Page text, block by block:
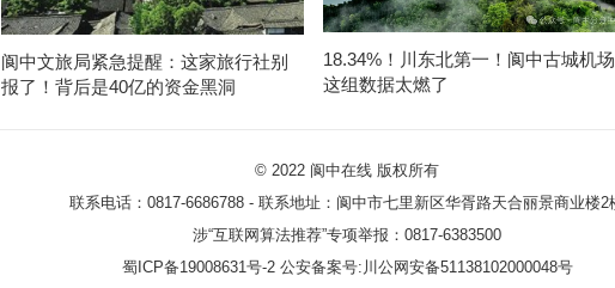
阆中文旅局紧急提醒：这家旅行社别
报了！背后是40亿的资金黑洞
18.34%！川东北第一！阆中古城机场
这组数据太燃了
© 2022 阆中在线 版权所有
联系电话：0817-6686788 - 联系地址：阆中市七里新区华胥路天合丽景商业楼2
涉“互联网算法推荐”专项举报：0817-6383500
蜀ICP备19008631号-2公安备案号:川公网安备51138102000048号